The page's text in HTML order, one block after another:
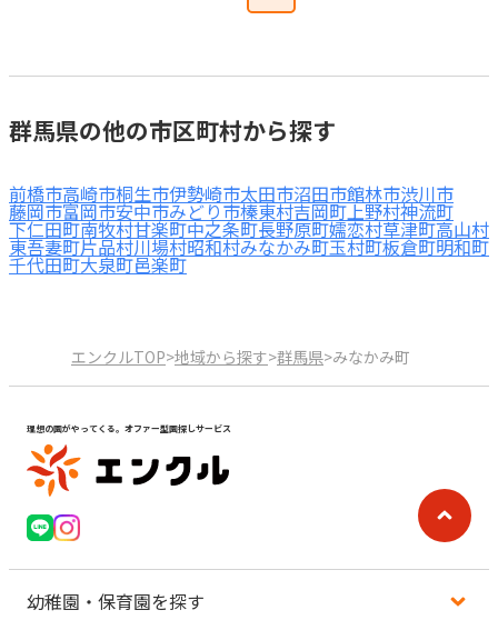
群馬県の他の市区町村から探す
前橋市高崎市桐生市伊勢崎市太田市沼田市館林市渋川市
藤岡市富岡市安中市みどり市榛東村吉岡町上野村神流町
下仁田町南牧村甘楽町中之条町長野原町嬬恋村草津町高山村
東吾妻町片品村川場村昭和村みなかみ町玉村町板倉町明和町
千代田町大泉町邑楽町
エンクルTOP>地域から探す>群馬県>みなかみ町
理想の園がやってくる。オファー型園探しサービス
幼稚園・保育園を探す